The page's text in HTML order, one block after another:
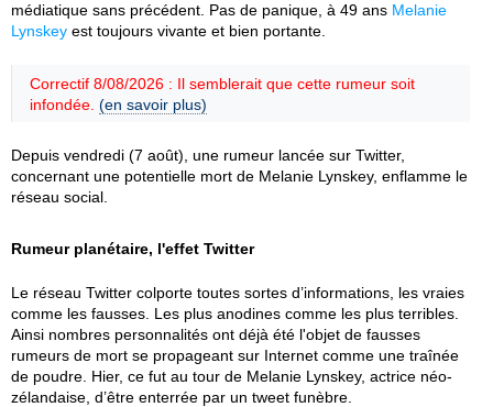
médiatique sans précédent. Pas de panique, à 49 ans Melanie
Lynskey est toujours vivante et bien portante.
Correctif 8/08/2026 : Il semblerait que cette rumeur soit
infondée. (en savoir plus)
Depuis vendredi (7 août), une rumeur lancée sur Twitter,
concernant une potentielle mort de Melanie Lynskey, enflamme le
réseau social.
Rumeur planétaire, l'effet Twitter
Le réseau Twitter colporte toutes sortes d’informations, les vraies
comme les fausses. Les plus anodines comme les plus terribles.
Ainsi nombres personnalités ont déjà été l'objet de fausses
rumeurs de mort se propageant sur Internet comme une traînée
de poudre. Hier, ce fut au tour de Melanie Lynskey, actrice néo-
zélandaise, d’être enterrée par un tweet funèbre.